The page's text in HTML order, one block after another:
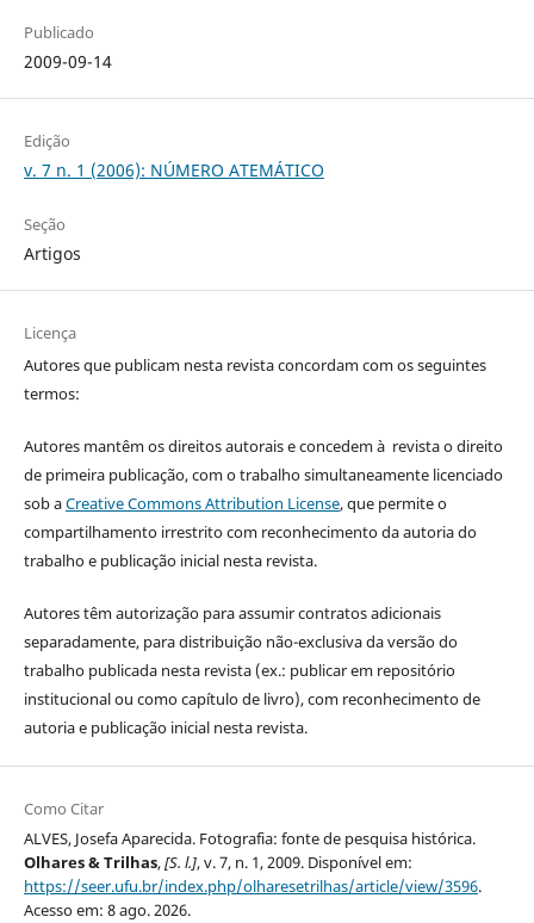
Publicado
2009-09-14
Edição
v. 7 n. 1 (2006): NÚMERO ATEMÁTICO
Seção
Artigos
Licença
Autores que publicam nesta revista concordam com os seguintes
termos:
Autores mantêm os direitos autorais e concedem à revista o direito
de primeira publicação, com o trabalho simultaneamente licenciado
sob aCreative Commons Attribution License, que permite o
compartilhamento irrestrito com reconhecimento da autoria do
trabalho e publicação inicial nesta revista.
Autores têm autorização para assumir contratos adicionais
separadamente, para distribuição não-exclusiva da versão do
trabalho publicada nesta revista (ex.: publicar em repositório
institucional ou como capítulo de livro), com reconhecimento de
autoria e publicação inicial nesta revista.
Como Citar
ALVES, Josefa Aparecida. Fotografia: fonte de pesquisa histórica.
Olhares & Trilhas,[S. l.], v. 7, n. 1, 2009. Disponível em:
https://seer.ufu.br/index.php/olharesetrilhas/article/view/3596.
Acesso em: 8 ago. 2026.